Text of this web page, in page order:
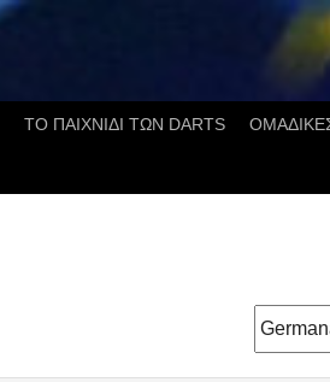
ΤΟ ΠΑΙΧΝΙΔΙ ΤΩΝ DARTS